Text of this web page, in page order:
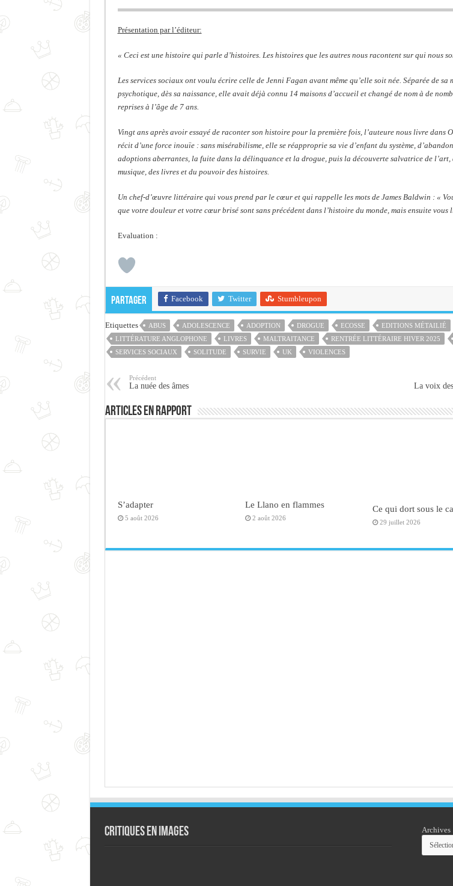
Présentation par l’éditeur:
« Ceci est une histoire qui parle d’histoires. Les histoires que les autres nous racontent sur qui nous
Les services sociaux ont voulu écrire celle de Jenni Fagan avant même qu’elle soit née. Séparée de sa
psychotique, dès sa naissance, elle avait déjà connu 14 maisons d’accueil et changé de nom à de
reprises à l’âge de 7 ans.
Vingt ans après avoir essayé de raconter son histoire pour la première fois, l’auteure nous livre dans
récit d’une force inouïe : sans misérabilisme, elle se réapproprie sa vie d’enfant du système,
adoptions aberrantes, la fuite dans la délinquance et la drogue, puis la découverte salvatrice de l’art,
musique, des livres et du pouvoir des histoires.
Un chef-d’œuvre littéraire qui vous prend par le cœur et qui rappelle les mots de James Baldwin : «
que votre douleur et votre cœur brisé sont sans précédent dans l’histoire du monde, mais ensuite vous
Evaluation :
Partager Facebook Twitter Stumbleupon
Etiquettes ABUS ADOLESCENCE ADOPTION DROGUE ECOSSE EDITIONS MÉTAILIÉ
LITTÉRATURE ANGLOPHONE
LIVRES MALTRAITANCE RENTRÉE LITTÉRAIRE HIVER 2025
SERVICES SOCIAUX
SOLITUDE SURVIE UK VIOLENCES
Précédent
La nuée des âmes La voix
Articles en rapport
S’adapter
5 août 2026
Le Llano en flammes
2 août 2026
Ce qui dort sous le
29 juillet 2026
Critiques en images Archives